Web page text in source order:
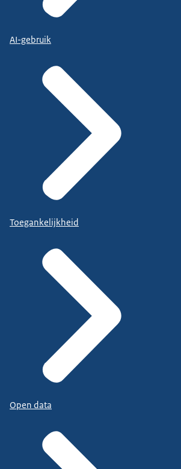
AI-gebruik
Toegankelijkheid
Open data